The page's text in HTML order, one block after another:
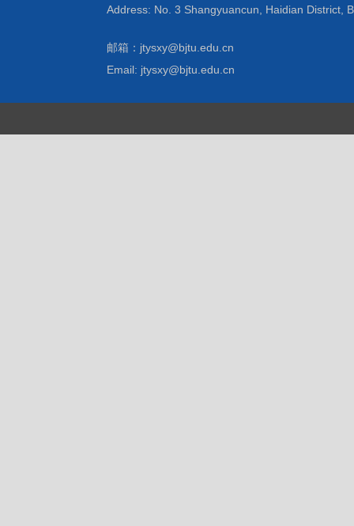
Address: No. 3 Shangyuancun, Haidian District,
邮箱：jtysxy@bjtu.edu.cn
Email: jtysxy@bjtu.edu.cn